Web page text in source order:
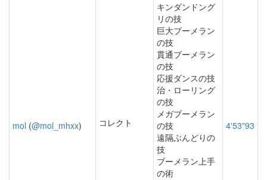
mol (@mol_mhxx) コレクト
キンダンドング
リの技
巨大ブーメラン
の技
貫通ブーメラン
の技
応援ダンスの技
治・ローリング
の技
メガブーメラン
の技
遠隔ぶんどりの
技
ブーメラン上手
の術
4'53"93